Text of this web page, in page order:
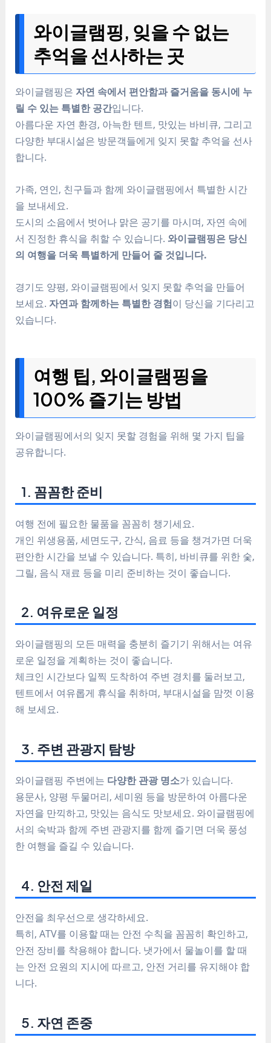
와이글램핑, 잊을 수 없는
추억을 선사하는 곳
와이글램핑은 자연 속에서 편안함과 즐거움을 동시에 누
릴 수 있는 특별한 공간입니다.
아름다운 자연 환경, 아늑한 텐트, 맛있는 바비큐, 그리고
다양한 부대시설은 방문객들에게 잊지 못할 추억을 선사
합니다.
가족, 연인, 친구들과 함께 와이글램핑에서 특별한 시간
을 보내세요.
도시의 소음에서 벗어나 맑은 공기를 마시며, 자연 속에
서 진정한 휴식을 취할 수 있습니다. 와이글램핑은 당신
의 여행을 더욱 특별하게 만들어 줄 것입니다.
경기도 양평, 와이글램핑에서 잊지 못할 추억을 만들어
보세요. 자연과 함께하는 특별한 경험이 당신을 기다리고
있습니다.
여행 팁, 와이글램핑을
100% 즐기는 방법
와이글램핑에서의 잊지 못할 경험을 위해 몇 가지 팁을
공유합니다.
1. 꼼꼼한 준비
여행 전에 필요한 물품을 꼼꼼히 챙기세요.
개인 위생용품, 세면도구, 간식, 음료 등을 챙겨가면 더욱
편안한 시간을 보낼 수 있습니다. 특히, 바비큐를 위한 숯,
그릴, 음식 재료 등을 미리 준비하는 것이 좋습니다.
2. 여유로운 일정
와이글램핑의 모든 매력을 충분히 즐기기 위해서는 여유
로운 일정을 계획하는 것이 좋습니다.
체크인 시간보다 일찍 도착하여 주변 경치를 둘러보고,
텐트에서 여유롭게 휴식을 취하며, 부대시설을 맘껏 이용
해 보세요.
3. 주변 관광지 탐방
와이글램핑 주변에는 다양한 관광 명소가 있습니다.
용문사, 양평 두물머리, 세미원 등을 방문하여 아름다운
자연을 만끽하고, 맛있는 음식도 맛보세요. 와이글램핑에
서의 숙박과 함께 주변 관광지를 함께 즐기면 더욱 풍성
한 여행을 즐길 수 있습니다.
4. 안전 제일
안전을 최우선으로 생각하세요.
특히, ATV를 이용할 때는 안전 수칙을 꼼꼼히 확인하고,
안전 장비를 착용해야 합니다. 냇가에서 물놀이를 할 때
는 안전 요원의 지시에 따르고, 안전 거리를 유지해야 합
니다.
5. 자연 존중